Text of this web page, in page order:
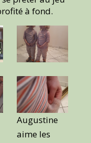
à fond.
Augustine
aime les